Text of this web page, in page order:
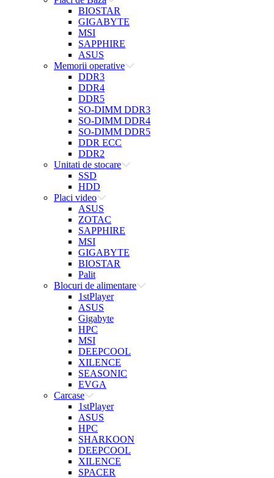
BIOSTAR
GIGABYTE
MSI
SAPPHIRE
ASUS
Memorii operative
DDR3
DDR4
DDR5
SO-DIMM DDR3
SO-DIMM DDR4
SO-DIMM DDR5
DDR ECC
DDR2
Unitati de stocare
SSD
HDD
Placi video
ASUS
ZOTAC
SAPPHIRE
MSI
GIGABYTE
BIOSTAR
Palit
Blocuri de alimentare
1stPlayer
ASUS
Gigabyte
HPC
MSI
DEEPCOOL
XILENCE
SEASONIC
EVGA
Carcase
1stPlayer
ASUS
HPC
SHARKOON
DEEPCOOL
XILENCE
SPACER